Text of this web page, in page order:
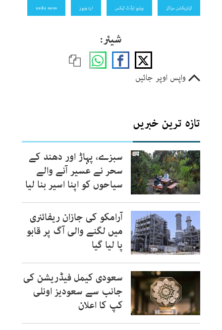
ٹرانزیکشن مراکز ویلیو ایڈٹ ٹیکس اردونیوز urdu news
شیئر:
واپس اوپر جائیں
تازہ ترین خبریں
سبزے، پہاڑ اور دھند کے
سحر نے عسیر آنے والے
سیاحوں کو اپنا اسیر بنا لیا
آرامکو کی جازان ریفائنری
میں لگنے والی آگ پر قابو
پا لیا گیا
سعودی کیمل فیڈریشن کی
جانب سے سعودیز اونلی
کپ کا اعلان